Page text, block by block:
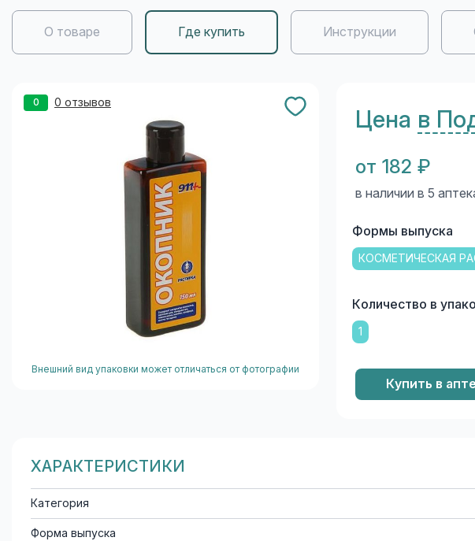
О товаре Где купить Инструкции
0 0 отзывов
Внешний вид упаковки может отличаться от фотографии
Цена в
от 182 ₽
в наличии в 5
Формы выпуска
КОСМЕТИЧЕСКАЯ
Количество в
1
Купить в
ХАРАКТЕРИСТИКИ
Категория
Форма выпуска